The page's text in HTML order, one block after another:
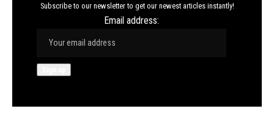
Subscribe to our newsletter to get our newest articles instantly!
Email address: